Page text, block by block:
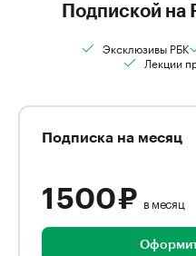
Подпиской
Эксклюзивы РБК
Лекции
Подписка на месяц
1 500 ₽ в месяц